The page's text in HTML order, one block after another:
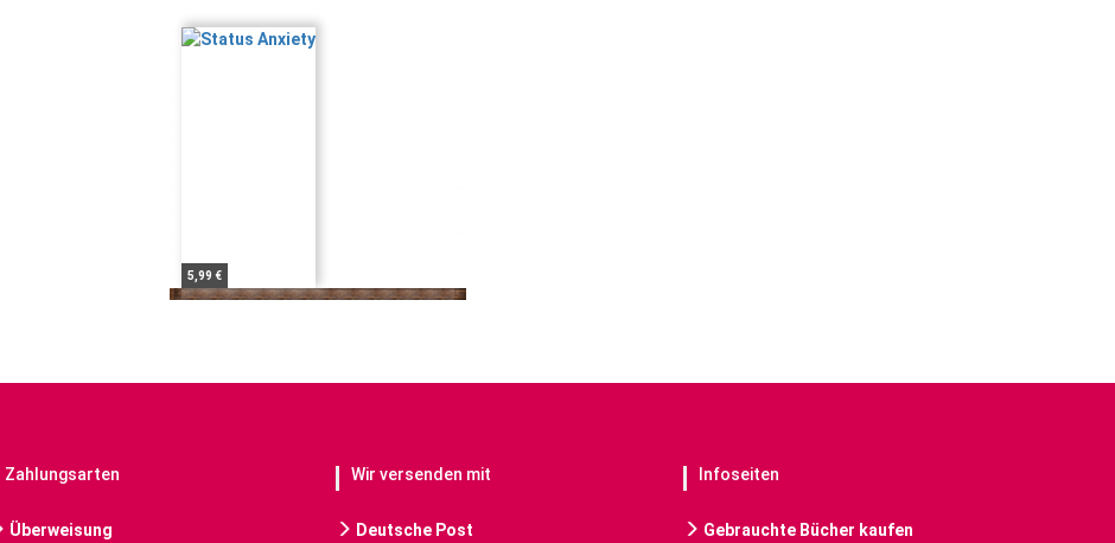
5,99 €
Zahlungsarten
Überweisung
Wir versenden mit
Deutsche Post
Infoseiten
Gebrauchte Bücher kaufen